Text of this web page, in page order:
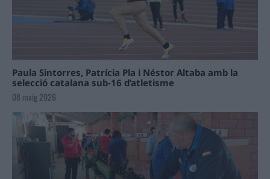
Paula Sintorres, Patrícia Pla i Néstor Altaba amb la
selecció catalana sub-16 d’atletisme
08 maig 2026